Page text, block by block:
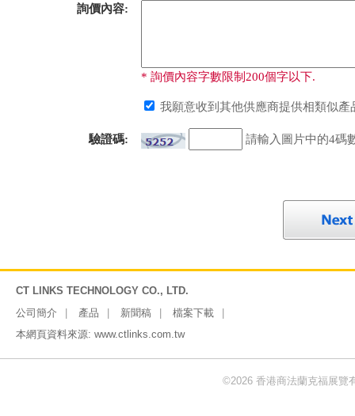
詢價內容:
* 詢價內容字數限制200個字以下.
我願意收到其他供應商提供相類似產
驗證碼: 請輸入圖片中的4碼
CT LINKS TECHNOLOGY CO., LTD.
公司簡介
產品 新聞稿
檔案下載
本網頁資料來源: www.ctlinks.com.tw
©2026 香港商法蘭克福展覽